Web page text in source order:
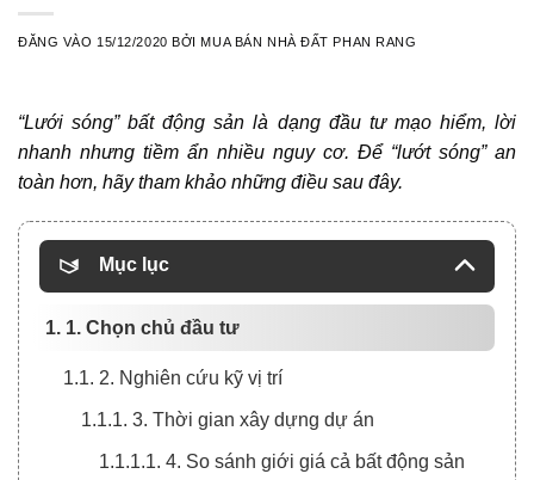
ĐĂNG VÀO 15/12/2020 BỞI MUA BÁN NHÀ ĐẤT PHAN RANG
“Lưới sóng”bất động sản là dạng đầu tư mạo hiểm, lời
nhanh nhưng tiềm ẩn nhiều nguy cơ. Để “lướt sóng” an
toàn hơn, hãy tham khảo những điều sau đây.
Mục lục
1. 1. Chọn chủ đầu tư
1.1. 2. Nghiên cứu kỹ vị trí
1.1.1. 3. Thời gian xây dựng dự án
1.1.1.1. 4. So sánh giới giá cả bất động sản